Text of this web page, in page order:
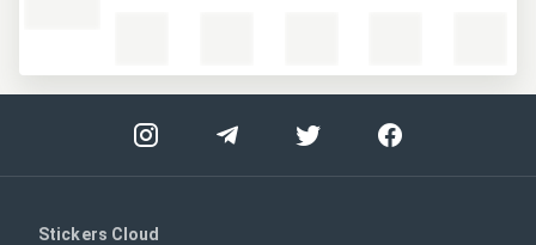
Stickers Cloud